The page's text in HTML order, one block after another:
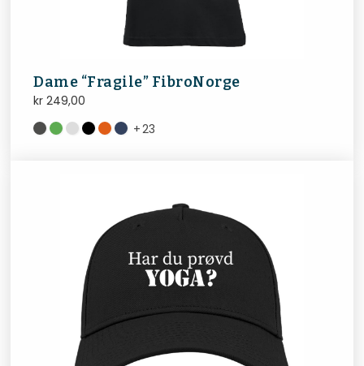
Dame “Fragile” FibroNorge
kr 249,00
+23